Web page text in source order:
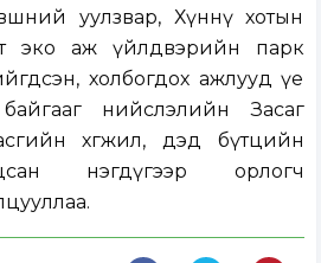
уулзвар, Хүннү хотын
эко аж үйлдвэрийн парк
холбогдох ажлууд үе
нийслэлийн Засаг
хөгжил, дэд бүтцийн
нэгдүгээр орлогч